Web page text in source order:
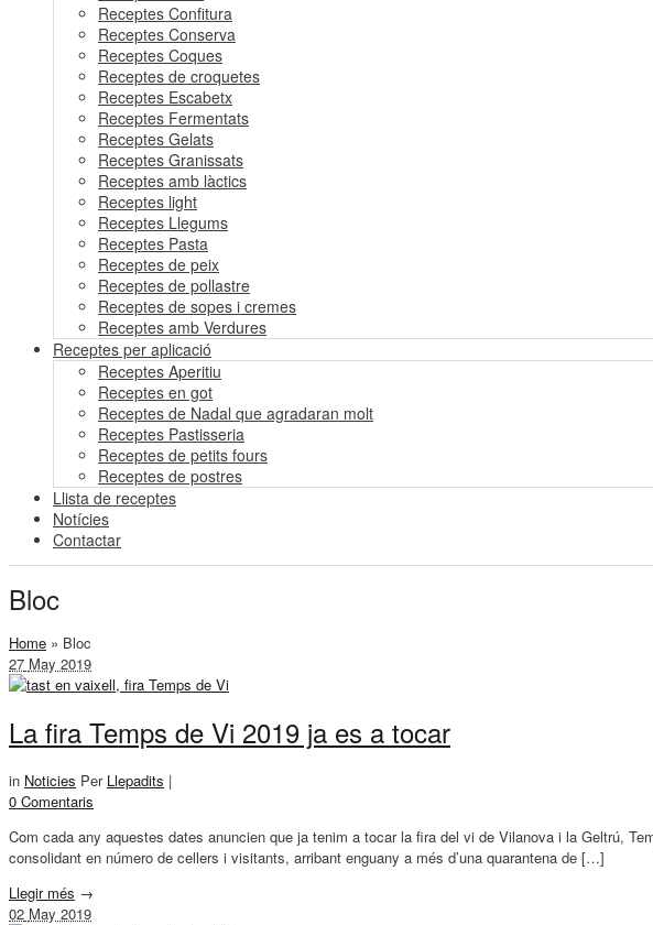
Receptes Confitura
Receptes Conserva
Receptes Coques
Receptes de croquetes
Receptes Escabetx
Receptes Fermentats
Receptes Gelats
Receptes Granissats
Receptes amb làctics
Receptes light
Receptes Llegums
Receptes Pasta
Receptes de peix
Receptes de pollastre
Receptes de sopes i cremes
Receptes amb Verdures
Receptes per aplicació
Receptes Aperitiu
Receptes en got
Receptes de Nadal que agradaran molt
Receptes Pastisseria
Receptes de petits fours
Receptes de postres
Llista de receptes
Notícies
Contactar
Bloc
Home » Bloc
27 May 2019
La fira Temps de Vi 2019 ja es a tocar
in Noticies Per Llepadits |
0 Comentaris
Com cada any aquestes dates anuncien que ja tenim a tocar la fira del vi de Vilanova i la Geltrú,
consolidant en número de cellers i visitants, arribant enguany a més d’una quarantena de […]
Llegir més →
02 May 2019